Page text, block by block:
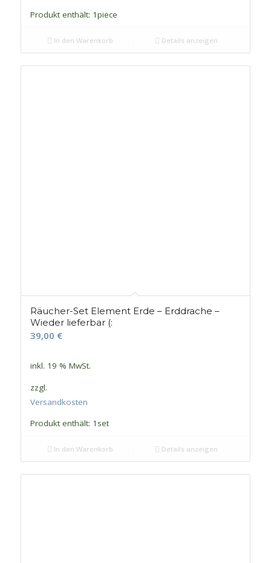
Produkt enthält: 1piece
In den Warenkorb Details anzeigen
Räucher-Set Element Erde – Erddrache –
Wieder lieferbar (:
39,00 €
inkl. 19 % MwSt.
zzgl.
Versandkosten
Produkt enthält: 1 set
In den Warenkorb Details anzeigen